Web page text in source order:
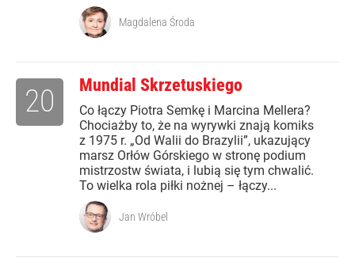
Magdalena Środa
Mundial Skrzetuskiego
Co łączy Piotra Semkę i Marcina Mellera?
Chociażby to, że na wyrywki znają komiks
z 1975 r. „Od Walii do Brazylii”, ukazujący
marsz Orłów Górskiego w stronę podium
mistrzostw świata, i lubią się tym chwalić.
To wielka rola piłki nożnej – łączy...
20
Jan Wróbel